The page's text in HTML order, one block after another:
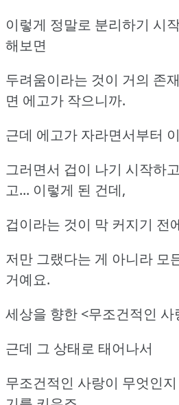
이렇게 정말로 분리하기 시
해보면
두려움이라는 것이 거의 존
면 에고가 작으니까.
근데 에고가 자라면서부터
그러면서 겁이 나기 시작하
고... 이렇게 된 건데,
겁이라는 것이 막 커지기 전
저만 그랬다는 게 아니라 모
거예요.
세상을 향한 <무조건적인
근데 그 상태로 태어나서
무조건적인 사랑이 무엇인